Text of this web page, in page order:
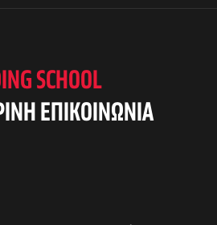
SCHOOL
ΕΠΙΚΟΙΝΩΝΙΑ